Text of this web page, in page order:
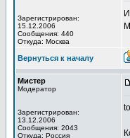
Зарегистрирован:
15.12.2006
Сообщения: 440
Откуда: Москва
Вернуться к началу
Мистер
Модератор
Зарегистрирован:
13.12.2006
Сообщения: 2043
Откуда: Россия